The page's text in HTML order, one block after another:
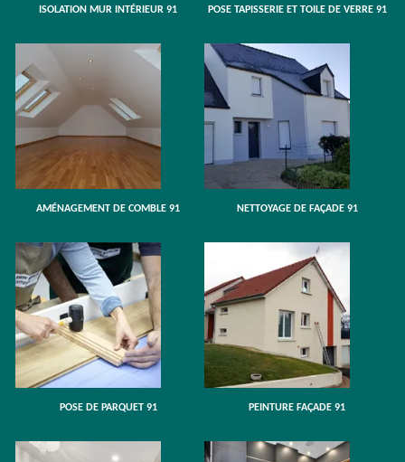
ISOLATION MUR INTÉRIEUR 91 POSE TAPISSERIE ET TOILE DE VERRE 91
AMÉNAGEMENT DE COMBLE 91 NETTOYAGE DE FAÇADE 91
POSE DE PARQUET 91 PEINTURE FAÇADE 91